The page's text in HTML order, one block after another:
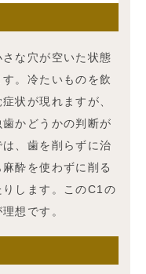
な穴が空いた状態
。冷たいものを飲
状が現れますが、
かどうかの判断が
、歯を削らずに治
酔を使わずに削る
します。このC1の
想です。